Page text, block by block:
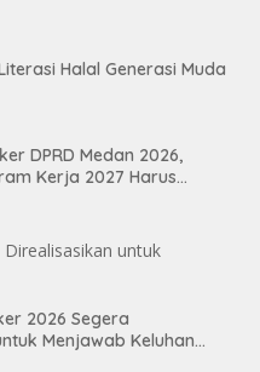
Halal Generasi Muda
DPRD Medan 2026,
Kerja 2027 Harus
2026 Segera
Menjawab Keluhan